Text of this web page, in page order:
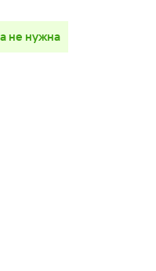
не нужна